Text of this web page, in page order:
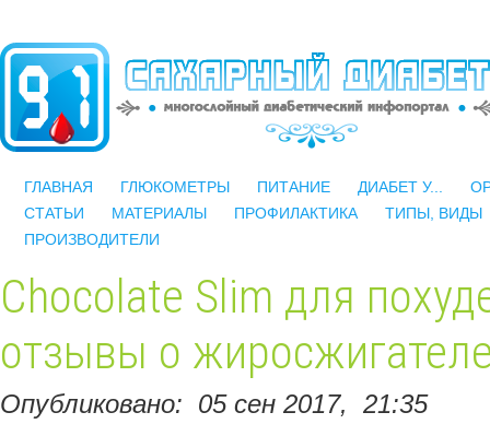
ГЛАВНАЯ ГЛЮКОМЕТРЫ ПИТАНИЕ ДИАБЕТ У...
СТАТЬИ
МАТЕРИАЛЫ ПРОФИЛАКТИКА
ТИПЫ, ВИДЫ
ПРОИЗВОДИТЕЛИ
Chocolate Slim для
отзывы о
Опубликовано: 05 сен 2017, 21:35